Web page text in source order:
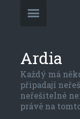
Ardia
Každý má
připadají
neřešitelné
právě na